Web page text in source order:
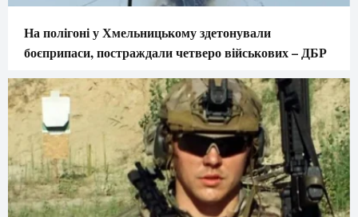
На полігоні у Хмельницькому здетонували
боєприпаси, постраждали четверо військових – ДБР